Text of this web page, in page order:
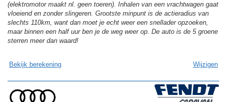
(elektromotor maakt nl. geen toeren). Inhalen van een vrachtwagen gaat
vloeiend en zonder slingeren. Grootste minpunt is de actieradius van
slechts 110km, want dan moet je echt weer een snellader opzoeken,
maar binnen een half uur ben je de weg weer op. De auto is de 5 groene
sterren meer dan waard!
Bekijk berekening Wijzigen